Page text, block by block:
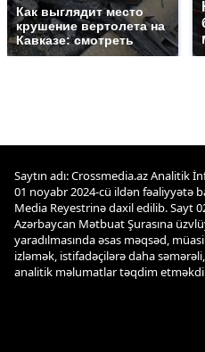
Как выглядит место
крушение вертолета на
Кавказе: смотреть
Saytın adı: Crossmedia.az Analitik
01 noyabr 2024-cü ildən fəaliyyətə
Media Reyestrinə daxil edilib. Sayt
Azərbaycan Mətbuat Şurasına
yaradılmasında əsas məqsəd,
izləmək, istifadəçilərə daha
analitik məlumatlar təqdim